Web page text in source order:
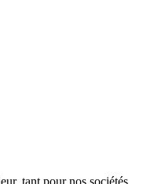
tant pour nos sociétés